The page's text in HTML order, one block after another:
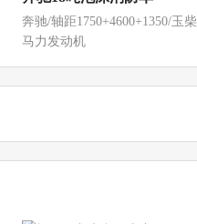
奔驰/轴距1750+4600+1350/玉
马力发动机